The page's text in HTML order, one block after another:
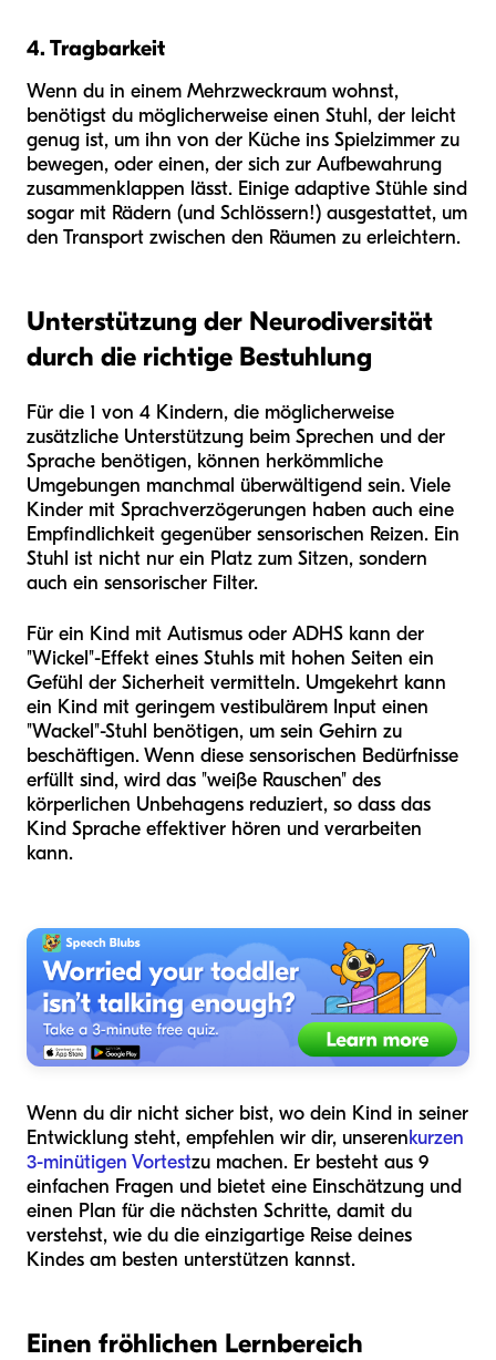
4. Tragbarkeit
Wenn du in einem Mehrzweckraum wohnst,
benötigst du möglicherweise einen Stuhl, der leicht
genug ist, um ihn von der Küche ins Spielzimmer zu
bewegen, oder einen, der sich zur Aufbewahrung
zusammenklappen lässt. Einige adaptive Stühle sind
sogar mit Rädern (und Schlössern!) ausgestattet, um
den Transport zwischen den Räumen zu erleichtern.
Unterstützung der Neurodiversität
durch die richtige Bestuhlung
Für die 1 von 4 Kindern, die möglicherweise
zusätzliche Unterstützung beim Sprechen und der
Sprache benötigen, können herkömmliche
Umgebungen manchmal überwältigend sein. Viele
Kinder mit Sprachverzögerungen haben auch eine
Empfindlichkeit gegenüber sensorischen Reizen. Ein
Stuhl ist nicht nur ein Platz zum Sitzen, sondern
auch ein sensorischer Filter.
Für ein Kind mit Autismus oder ADHS kann der
"Wickel"-Effekt eines Stuhls mit hohen Seiten ein
Gefühl der Sicherheit vermitteln. Umgekehrt kann
ein Kind mit geringem vestibulärem Input einen
"Wackel"-Stuhl benötigen, um sein Gehirn zu
beschäftigen. Wenn diese sensorischen Bedürfnisse
erfüllt sind, wird das "weiße Rauschen" des
körperlichen Unbehagens reduziert, so dass das
Kind Sprache effektiver hören und verarbeiten
kann.
Wenn du dir nicht sicher bist, wo dein Kind in seiner
Entwicklung steht, empfehlen wir dir, unserenkurzen
3-minütigen Vortestzu machen. Er besteht aus 9
einfachen Fragen und bietet eine Einschätzung und
einen Plan für die nächsten Schritte, damit du
verstehst, wie du die einzigartige Reise deines
Kindes am besten unterstützen kannst.
Einen fröhlichen Lernbereich